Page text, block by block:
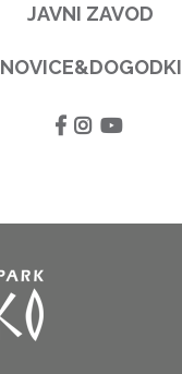
JAVNI ZAVOD
NOVICE&DOGODKI